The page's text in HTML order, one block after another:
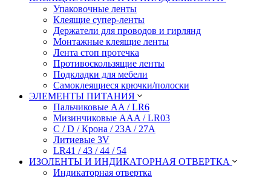
Упаковочные ленты
Клеящие супер-ленты
Держатели для проводов и гирлянд
Монтажные клеящие ленты
Лента стоп протечка
Противоскользящие ленты
Подкладки для мебели
Самоклеящиеся крючки/полоски
ЭЛЕМЕНТЫ ПИТАНИЯ
Пальчиковые AA / LR6
Мизинчиковые AAA / LR03
C / D / Крона / 23A / 27A
Литиевые 3V
LR41 / 43 / 44 / 54
ИЗОЛЕНТЫ И ИНДИКАТОРНАЯ ОТВЕРТКА
Индикаторная отвертка